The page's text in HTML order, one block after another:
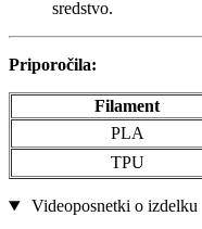
sredstvo.
Priporočila:
Filament
PLA
TPU
Videoposnetki o izdelku